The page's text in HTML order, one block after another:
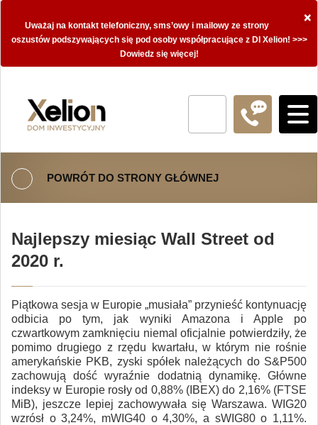
×
Uważaj na kontakt telefoniczny, sms’owy i mailowy ze strony
oszustów podszywających się pod osoby współpracujące z DI Xelion! >>>
Dowiedz się więcej!
POWRÓT DO STRONY GŁÓWNEJ
Najlepszy miesiąc Wall Street od
2020 r.
Piątkowa sesja w Europie „musiała” przynieść kontynuację
odbicia po tym, jak wyniki Amazona i Apple po
czwartkowym zamknięciu niemal oficjalnie potwierdziły, że
pomimo drugiego z rzędu kwartału, w którym nie rośnie
amerykańskie PKB, zyski spółek należących do S&P500
zachowują dość wyraźnie dodatnią dynamikę. Główne
indeksy w Europie rosły od 0,88% (IBEX) do 2,16% (FTSE
MiB), jeszcze lepiej zachowywała się Warszawa. WIG20
wzrósł o 3,24%, mWIG40 o 4,30%, a sWIG80 o 1,11%.